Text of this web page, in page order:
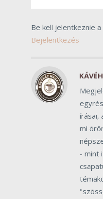
Be kell jelentkeznie
Bejelentkezés
írásai,
mi
- mint